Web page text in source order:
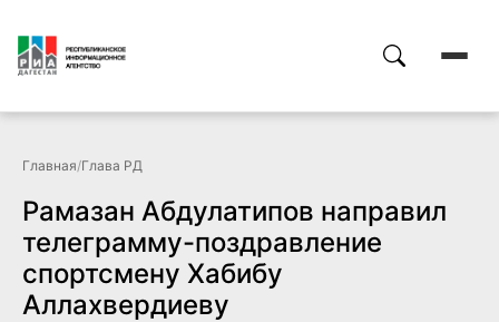
Главная/Глава РД
Рамазан Абдулатипов направил
телеграмму-поздравление
спортсмену Хабибу
Аллахвердиеву